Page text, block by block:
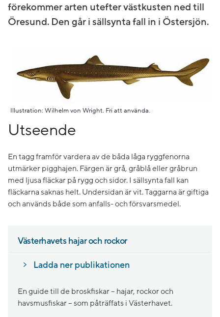
förekommer arten utefter västkusten ned till
Öresund. Den går i sällsynta fall in i Östersjön.
Illustration: Wilhelm von Wright. Fri att använda.
Utseende
En tagg framför vardera av de båda låga ryggfenorna
utmärker pigghajen. Färgen är grå, gråblå eller gråbrun
med ljusa fläckar på rygg och sidor. I sällsynta fall kan
fläckarna saknas helt. Undersidan är vit. Taggarna är giftiga
och används både som anfalls- och försvarsmedel.
Västerhavets hajar och rockor
Ladda ner publikationen
En guide till de broskfiskar – hajar, rockor och
havsmusfiskar – som påträffats i Västerhavet.